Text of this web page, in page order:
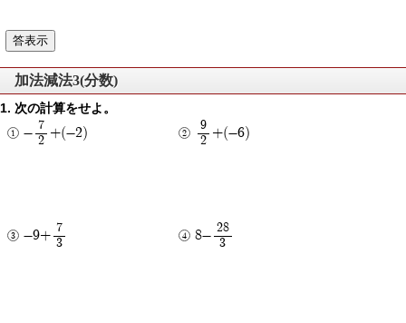
加法減法3(分数)
次の計算をせよ。
-
7
2
+(-2)
9
2
+(-6)
-9+
7
3
8-
28
3